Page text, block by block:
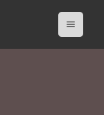
Main